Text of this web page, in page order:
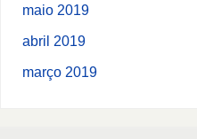
maio 2019
abril 2019
março 2019